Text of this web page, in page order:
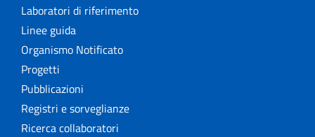
Laboratori di riferimento
Linee guida
Organismo Notificato
Progetti
Pubblicazioni
Registri e sorveglianze
Ricerca collaboratori